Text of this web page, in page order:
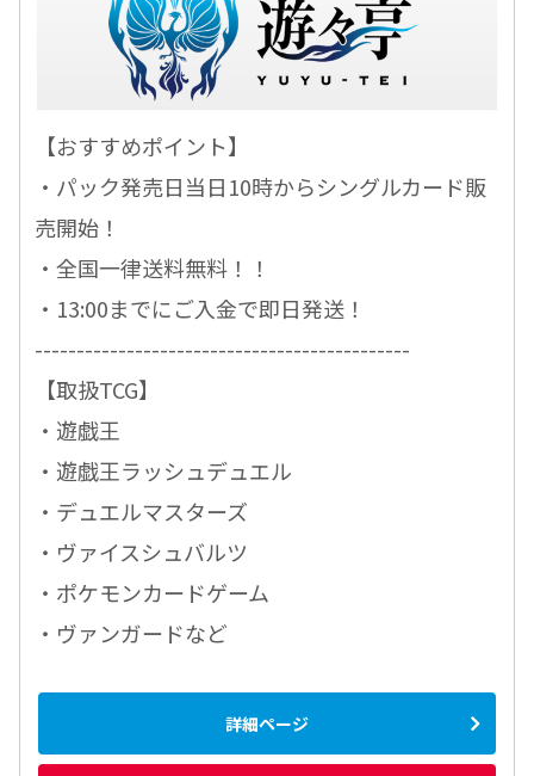
【おすすめポイント】
・パック発売日当日10時からシングルカード販
売開始！
・全国一律送料無料！！
・13:00までにご入金で即日発送！
---------------------------------------------
【取扱TCG】
・遊戯王
・遊戯王ラッシュデュエル
・デュエルマスターズ
・ヴァイスシュバルツ
・ポケモンカードゲーム
・ヴァンガードなど
詳細ページ